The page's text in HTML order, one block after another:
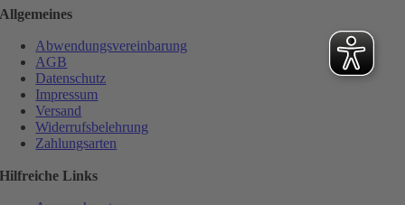
Allgemeines
Abwendungsvereinbarung
AGB
Datenschutz
Impressum
Versand
Widerrufsbelehrung
Zahlungsarten
Hilfreiche Links